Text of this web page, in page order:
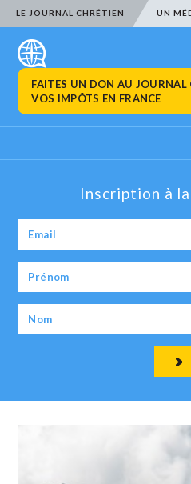
LE JOURNAL CHRÉTIEN UN
FAITES UN DON AU JOURNAL
VOS IMPÔTS EN FRANCE
Inscription à